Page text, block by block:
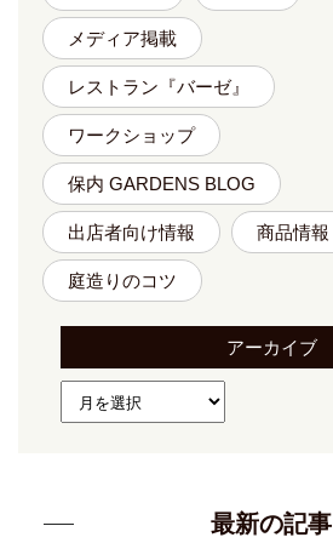
メディア掲載
レストラン『バーゼ』
ワークショップ
保内 GARDENS BLOG
出店者向け情報 商品情報
庭造りのコツ
アーカイブ
最新の記事